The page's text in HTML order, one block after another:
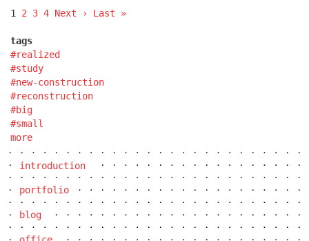
1 2 3 4 Next › Last »
tags
realized
study
new-construction
reconstruction
big
small
more
introduction
portfolio
blog